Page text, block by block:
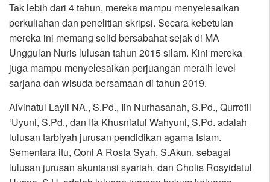
Tak lebih dari 4 tahun, mereka mampu menyelesaikan
perkuliahan dan penelitian skripsi. Secara kebetulan
mereka ini memang solid bersabahat sejak di MA
Unggulan Nuris lulusan tahun 2015 silam. Kini mereka
juga mampu menyelesaikan perjuangan meraih level
sarjana dan wisuda bersamaan di tahun 2019.
Alvinatul Layli NA., S.Pd., Iin Nurhasanah, S.Pd., Qurrotil
‘Uyuni, S.Pd., dan Ifa Khusniatul Wahyuni, S.Pd. adalah
lulusan tarbiyah jurusan pendidikan agama Islam.
Sementara itu, Qoni A Rosta Syah, S.Akun. sebagai
lulusan jurusan akuntansi syariah, dan Cholis Rosyidatul